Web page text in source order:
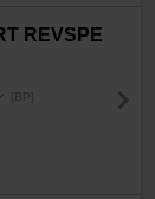
REVSPE
[BP]